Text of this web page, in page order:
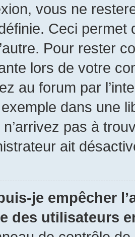
vous ne
Ceci permet
Pour rester
lors de votre
au forum par
dans une
pas à
ait
je empêcher
des utilisateurs